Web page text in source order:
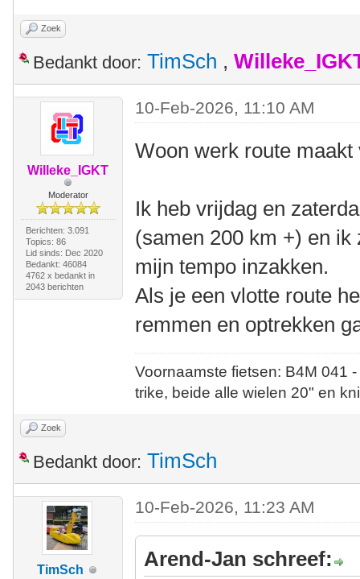
Zoek
Bedankt door: TimSch ,
Willeke_IGKT
Moderator
Berichten: 3.091
Topics: 86
Lid sinds: Dec 2020
Bedankt: 46084
4762 x bedankt in
2043 berichten
10-Feb-2026, 11:10 AM
Woon werk route maakt
Ik heb vrijdag en
(samen 200 km +) en
mijn tempo inzakken.
Als je een vlotte route
remmen en optrekken
Voornaamste fietsen: B4M
trike, beide alle wielen 20" en
Zoek
Bedankt door: TimSch
TimSch
10-Feb-2026, 11:23 AM
Arend-Jan schreef: